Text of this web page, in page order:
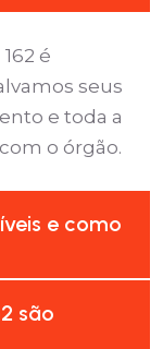
é
seus
e toda a
o órgão.
e como
são